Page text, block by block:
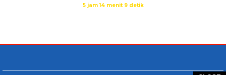
5 jam 14 menit 8 detik